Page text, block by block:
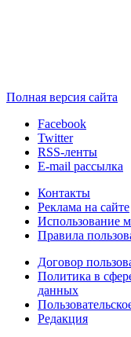
Полная версия сайта
Facebook
Twitter
RSS-ленты
E-mail рассылка
Контакты
Реклама на сайте
Использование
Правила
Договор
Политика в
данных
Редакция